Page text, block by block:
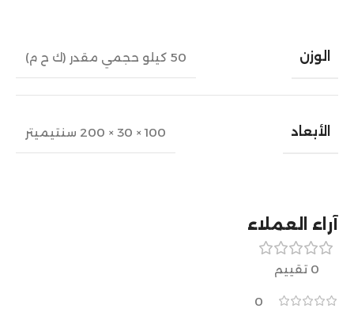
الوزن 50 كيلو حجمي مقدر (ك ح م)
الأبعاد 100 × 30 × 200 سنتيميتر
آراء العملاء
0 تقييم
0